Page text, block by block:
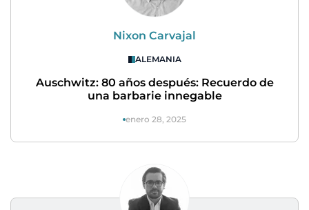
Nixon Carvajal
ALEMANIA
Auschwitz: 80 años después: Recuerdo de
una barbarie innegable
enero 28, 2025